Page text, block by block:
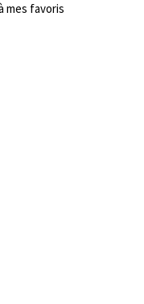
mes favoris